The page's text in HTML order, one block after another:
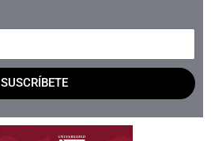
SUSCRÍBETE